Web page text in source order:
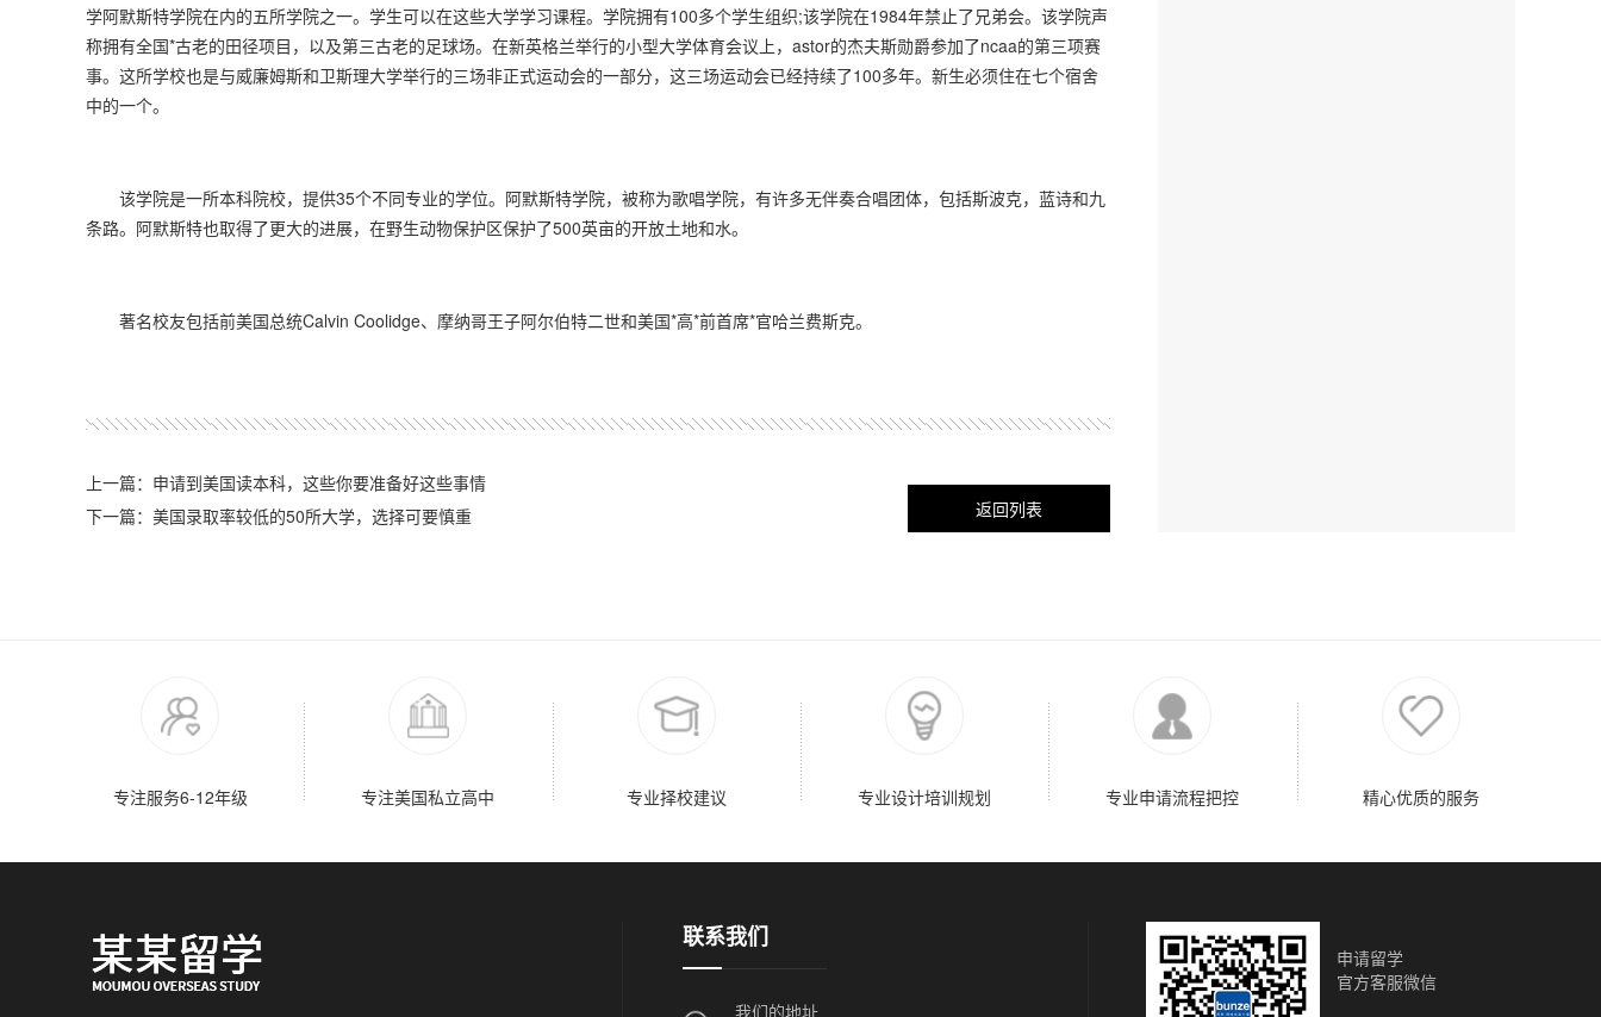
学阿默斯特学院在内的五所学院之一。学生可以在这些大学学习课程。学院拥有100多个学生组织;该学院在1984年禁止了兄弟会。该学院声
称拥有全国*古老的田径项目，以及第三古老的足球场。在新英格兰举行的小型大学体育会议上，astor的杰夫斯勋爵参加了ncaa的第三项赛
事。这所学校也是与威廉姆斯和卫斯理大学举行的三场非正式运动会的一部分，这三场运动会已经持续了100多年。新生必须住在七个宿舍
中的一个。
该学院是一所本科院校，提供35个不同专业的学位。阿默斯特学院，被称为歌唱学院，有许多无伴奏合唱团体，包括斯波克，蓝诗和九
条路。阿默斯特也取得了更大的进展，在野生动物保护区保护了500英亩的开放土地和水。
著名校友包括前美国总统Calvin Coolidge、摩纳哥王子阿尔伯特二世和美国*高*前首席*官哈兰费斯克。
上一篇：申请到美国读本科，这些你要准备好这些事情
下一篇：美国录取率较低的50所大学，选择可要慎重
返回列表
专注服务6-12年级 专注美国私立高中 专业择校建议 专业设计培训规划 专业申请流程把控 精心优质的服务
联系我们
我们的地址
申请留学
官方客服微信